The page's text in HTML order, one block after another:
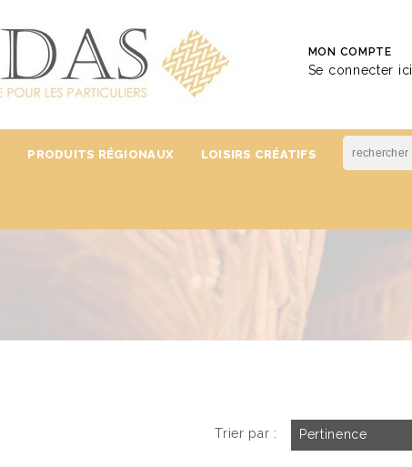
MON COMPTE
Se connecter ici
PRODUITS RÉGIONAUX LOISIRS CRÉATIFS
Trier par : Pertinence